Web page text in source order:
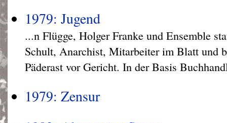
1979: Jugend
...n Flügge, Holger Franke und Ensemble
Schult, Anarchist, Mitarbeiter im Blatt und
Päderast vor Gericht. In der Basis
1979: Zensur